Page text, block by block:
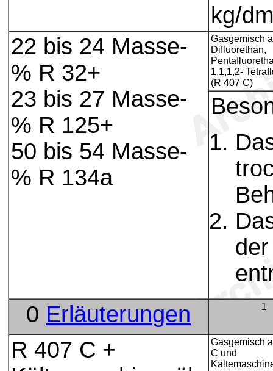
kg/
22 bis 24 Masse-
% R 32+
23 bis 27 Masse-
% R 125+
50 bis 54 Masse-
% R 134a
Gasgemisch
Difluorethan,
1,1,1,2-
(R 407 C)
0 Erläuterungen 1
R 407 C +
Gasgemisch
C und